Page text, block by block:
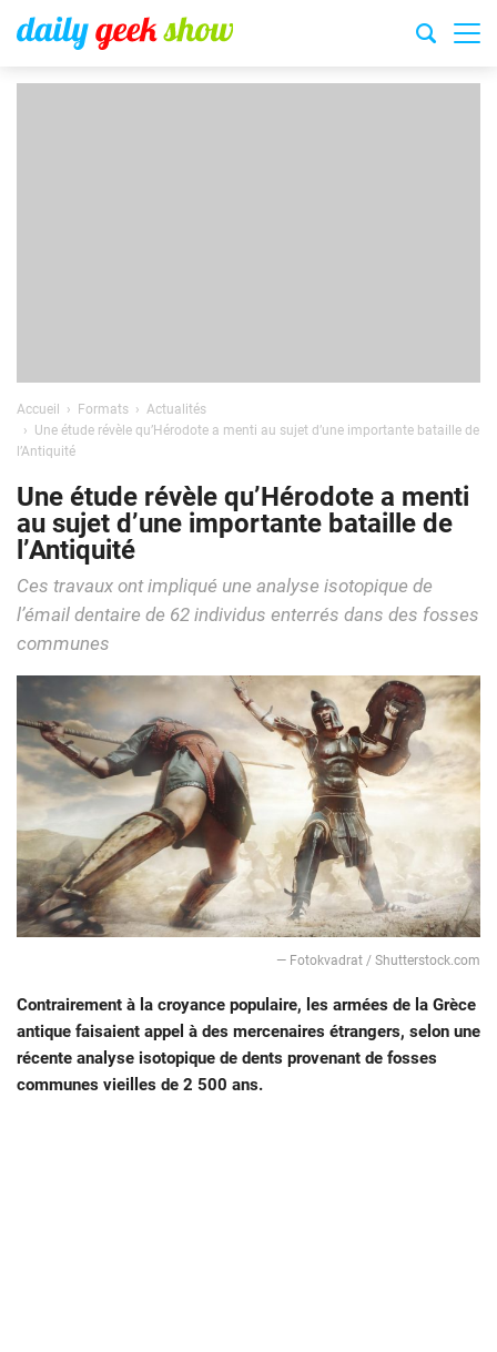
Accueil Formats
Actualités
Une étude révèle qu’Hérodote a menti au sujet d’une importante bataille de
l’Antiquité
Une étude révèle qu’Hérodote a menti
au sujet d’une importante bataille de
l’Antiquité
Ces travaux ont impliqué une analyse isotopique de
l’émail dentaire de 62 individus enterrés dans des fosses
communes
— Fotokvadrat / Shutterstock.com
Contrairement à la croyance populaire, les armées de la Grèce
antique faisaient appel à des mercenaires étrangers, selon une
récente analyse isotopique de dents provenant de fosses
communes vieilles de 2 500 ans.